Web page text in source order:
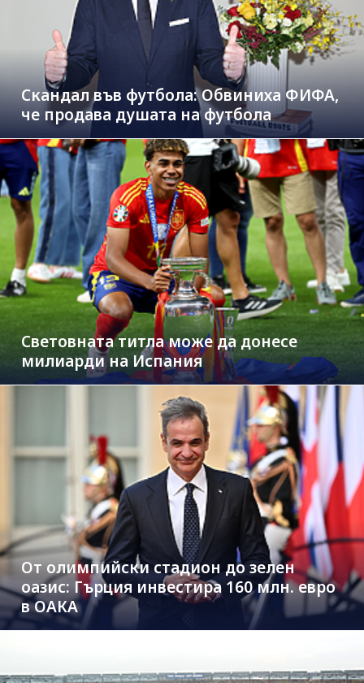
Скандал във футбола: Обвиниха ФИФА,
че продава душата на футбола
Световната титла може да донесе
милиарди на Испания
От олимпийски стадион до зелен
оазис: Гърция инвестира 160 млн. евро
в ОАКА